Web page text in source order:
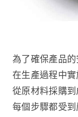
為了確保產品
在生產過程中實
從原材料採購到